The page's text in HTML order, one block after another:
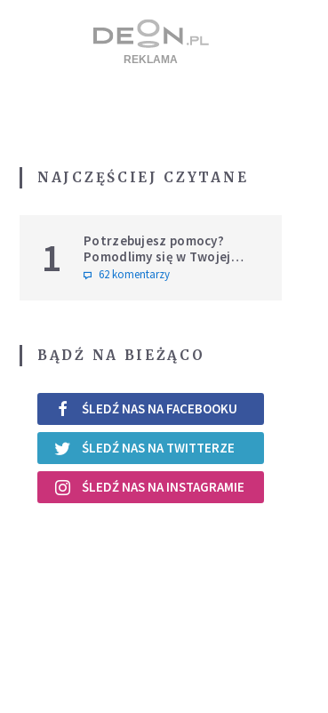
NAJCZĘŚCIEJ CZYTANE
1
Potrzebujesz pomocy?
Pomodlimy się w Twojej
intencji
62 komentarzy
BĄDŹ NA BIEŻĄCO
ŚLEDŹ NAS NA FACEBOOKU
ŚLEDŹ NAS NA TWITTERZE
ŚLEDŹ NAS NA INSTAGRAMIE